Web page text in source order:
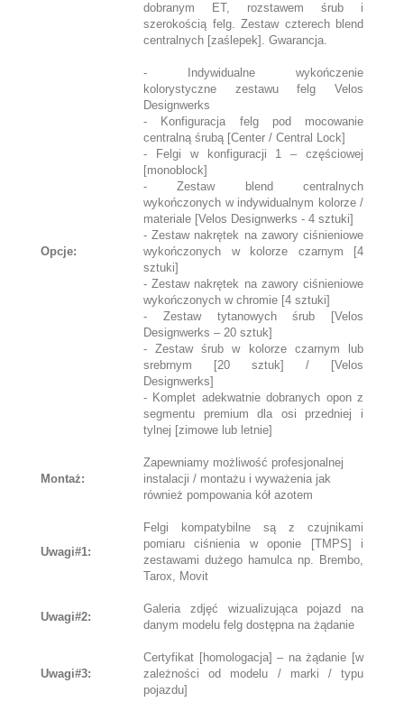
dobranym ET, rozstawem śrub i
szerokością felg. Zestaw czterech blend
centralnych [zaślepek]. Gwarancja.
Opcje:
- Indywidualne wykończenie
kolorystyczne zestawu felg Velos
Designwerks
- Konfiguracja felg pod mocowanie
centralną śrubą [Center / Central Lock]
- Felgi w konfiguracji 1 – częściowej
[monoblock]
- Zestaw blend centralnych
wykończonych w indywidualnym kolorze /
materiale [Velos Designwerks - 4 sztuki]
- Zestaw nakrętek na zawory ciśnieniowe
wykończonych w kolorze czarnym [4
sztuki]
- Zestaw nakrętek na zawory ciśnieniowe
wykończonych w chromie [4 sztuki]
- Zestaw tytanowych śrub [Velos
Designwerks – 20 sztuk]
- Zestaw śrub w kolorze czarnym lub
srebrnym [20 sztuk] / [Velos
Designwerks]
- Komplet adekwatnie dobranych opon z
segmentu premium dla osi przedniej i
tylnej [zimowe lub letnie]
Montaż:
Zapewniamy możliwość profesjonalnej
instalacji / montażu i wyważenia jak
również pompowania kół azotem
Uwagi#1:
Felgi kompatybilne są z czujnikami
pomiaru ciśnienia w oponie [TMPS] i
zestawami dużego hamulca np. Brembo,
Tarox, Movit
Uwagi#2:
Galeria zdjęć wizualizująca pojazd na
danym modelu felg dostępna na żądanie
Uwagi#3:
Certyfikat [homologacja] – na żądanie [w
zależności od modelu / marki / typu
pojazdu]